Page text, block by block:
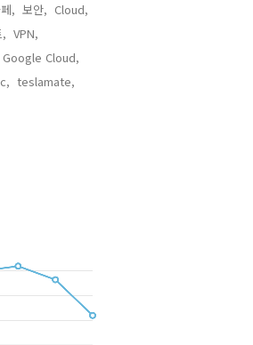
, 보안, Cloud,
, VPN,
Google Cloud,
teslamate,